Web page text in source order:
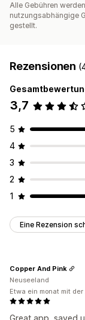
Alle Gebühren
nutzungsabhängige
gestellt.
Rezensionen
3,7
5
4
3
2
1
Eine Rezension
Copper And Pink
Neuseeland
Etwa ein monat mit der